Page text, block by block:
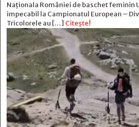
Naționala României de baschet feminin
impecabil la Campionatul European –
Tricolorele au […] Citește!